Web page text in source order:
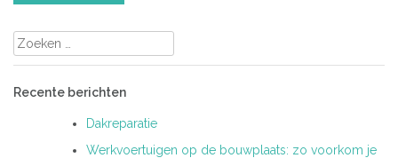
Zoeken
naar:
Recente berichten
Dakreparatie
Werkvoertuigen op de bouwplaats: zo voorkom je